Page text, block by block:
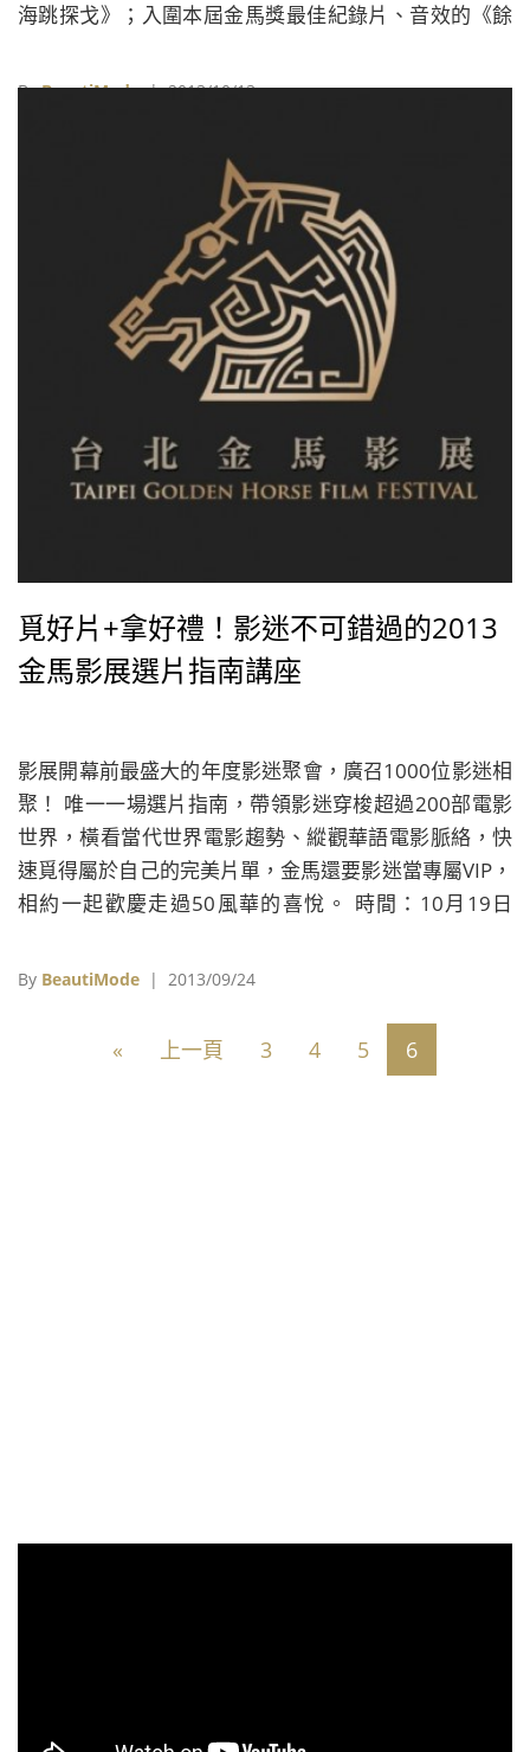
海跳探戈》；入圍本屆金馬獎最佳紀錄片、音效的《餘
貫中、謝安琪、泰迪羅賓演出的港片《 末日‧派對》。
金鐘影后林依晨搭檔辦案。一場社區小狗誤食巧克力暴
斃的「涼」案，卻循線驚覺步步
ByBeautiMode| 2013/10/13
覓好片+拿好禮！影迷不可錯過的2013
金馬影展選片指南講座
影展開幕前最盛大的年度影迷聚會，廣召1000位影迷相
聚！ 唯一一場選片指南，帶領影迷穿梭超過200部電影
世界，橫看當代世界電影趨勢、縱觀華語電影脈絡，快
速覓得屬於自己的完美片單，金馬還要影迷當專屬VIP，
相約一起歡慶走過50風華的喜悅。 時間：10月19日
文創大樓6樓多功能廳（台北市菸廠路88號6樓） 講者：
影展國際行銷｜陳俊蓉 選片指南講座報名方式： 9月
25日（六）中午12:00起至富邦講堂網頁
By BeautiMode | 2013/09/24
« 上一頁 3 4 5 6